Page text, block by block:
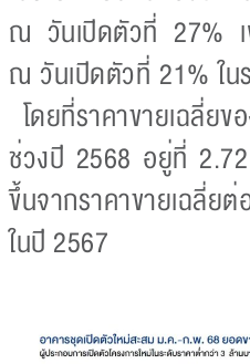
ณ วันเปิดตัวที่ 27% เ
ณ วันเปิดตัวที่ 21% ใน
โดยที่ราคาขายเฉลี่ย
ช่วงปี 2568 อยู่ที่
ขึ้นจากราคาขายเฉลี่
ในปี 2567